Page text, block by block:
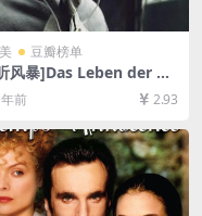
豆瓣榜单
风暴]Das Leben der An
(2006)[百度网盘+夸克
+迅雷云盘资源1080P超
删减][MP4/8.7GB][原声
]
前 2.93